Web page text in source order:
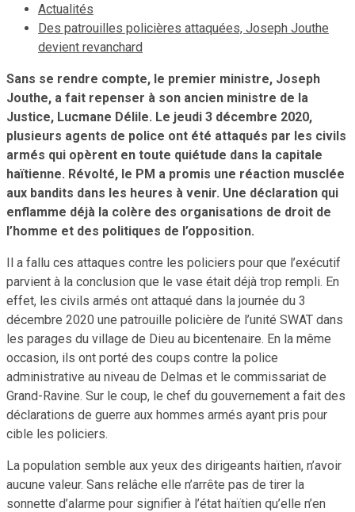
Actualités
Des patrouilles policières attaquées, Joseph Jouthe
devient revanchard
Sans se rendre compte, le premier ministre, Joseph
Jouthe, a fait repenser à son ancien ministre de la
Justice, Lucmane Délile. Le jeudi 3 décembre 2020,
plusieurs agents de police ont été attaqués par les civils
armés qui opèrent en toute quiétude dans la capitale
haïtienne. Révolté, le PM a promis une réaction musclée
aux bandits dans les heures à venir. Une déclaration qui
enflamme déjà la colère des organisations de droit de
l’homme et des politiques de l’opposition.
Il a fallu ces attaques contre les policiers pour que l’exécutif
parvient à la conclusion que le vase était déjà trop rempli. En
effet, les civils armés ont attaqué dans la journée du 3
décembre 2020 une patrouille policière de l’unité SWAT dans
les parages du village de Dieu au bicentenaire. En la même
occasion, ils ont porté des coups contre la police
administrative au niveau de Delmas et le commissariat de
Grand-Ravine. Sur le coup, le chef du gouvernement a fait des
déclarations de guerre aux hommes armés ayant pris pour
cible les policiers.
La population semble aux yeux des dirigeants haïtien, n’avoir
aucune valeur. Sans relâche elle n’arrête pas de tirer la
sonnette d’alarme pour signifier à l’état haïtien qu’elle n’en